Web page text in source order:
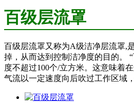
百级层流罩
百级层流罩又称为A级洁净层流罩,
掉，从而达到控制洁净度的目的。
度不超过100个/立方米。这意味着
气流以一定速度向后吹过工作区域